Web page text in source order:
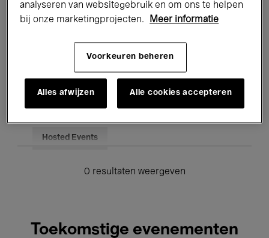
Jazz Klassieke Muziek Global Music
Onderwijs Rondleidingen
Hosted Events
0 resultaten weergeven
Toekomstige evenementen
analyseren van websitegebruik en om ons te helpen
bij onze marketingprojecten.
Meer informatie
Voorkeuren beheren
Alles afwijzen Alle cookies accepteren